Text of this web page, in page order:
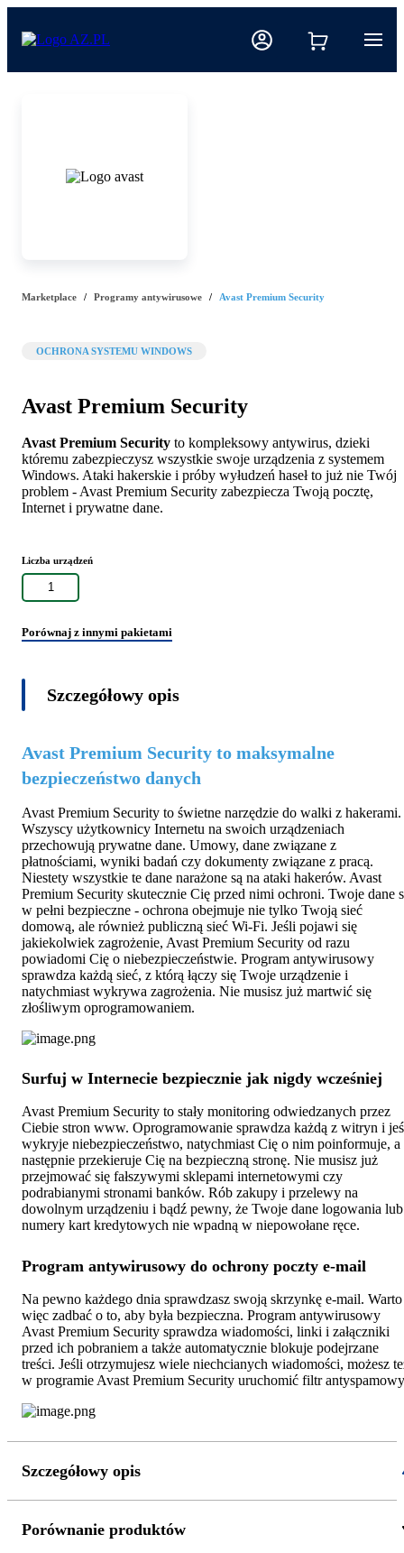
Marketplace Programy antywirusowe Avast Premium Security
OCHRONA SYSTEMU WINDOWS
Avast Premium Security
Avast Premium Security to kompleksowy antywirus, dzieki
któremu zabezpieczysz wszystkie swoje urządzenia z systemem
Windows. Ataki hakerskie i próby wyłudzeń haseł to już nie Twój
problem - Avast Premium Security zabezpiecza Twoją pocztę,
Internet i prywatne dane.
Liczba urządzeń
1
Porównaj z innymi pakietami
Szczegółowy opis
Avast Premium Security to maksymalne
bezpieczeństwo danych
Avast Premium Security to świetne narzędzie do walki z hakerami.
Wszyscy użytkownicy Internetu na swoich urządzeniach
przechowują prywatne dane. Umowy, dane związane z
płatnościami, wyniki badań czy dokumenty związane z pracą.
Niestety wszystkie te dane narażone są na ataki hakerów. Avast
Premium Security skutecznie Cię przed nimi ochroni. Twoje dane
w pełni bezpieczne - ochrona obejmuje nie tylko Twoją sieć
domową, ale również publiczną sieć Wi-Fi. Jeśli pojawi się
jakiekolwiek zagrożenie, Avast Premium Security od razu
powiadomi Cię o niebezpieczeństwie. Program antywirusowy
sprawdza każdą sieć, z którą łączy się Twoje urządzenie i
natychmiast wykrywa zagrożenia. Nie musisz już martwić się
złośliwym oprogramowaniem.
Surfuj w Internecie bezpiecznie jak nigdy wcześniej
Avast Premium Security to stały monitoring odwiedzanych przez
Ciebie stron www. Oprogramowanie sprawdza każdą z witryn i
wykryje niebezpieczeństwo, natychmiast Cię o nim poinformuje, a
następnie przekieruje Cię na bezpieczną stronę. Nie musisz już
przejmować się fałszywymi sklepami internetowymi czy
podrabianymi stronami banków. Rób zakupy i przelewy na
dowolnym urządzeniu i bądź pewny, że Twoje dane logowania lub
numery kart kredytowych nie wpadną w niepowołane ręce.
Program antywirusowy do ochrony poczty e-mail
Na pewno każdego dnia sprawdzasz swoją skrzynkę e-mail. Warto
więc zadbać o to, aby była bezpieczna. Program antywirusowy
Avast Premium Security sprawdza wiadomości, linki i załączniki
przed ich pobraniem a także automatycznie blokuje podejrzane
treści. Jeśli otrzymujesz wiele niechcianych wiadomości, możesz
w programie Avast Premium Security uruchomić filtr
Szczegółowy opis
Porównanie produktów